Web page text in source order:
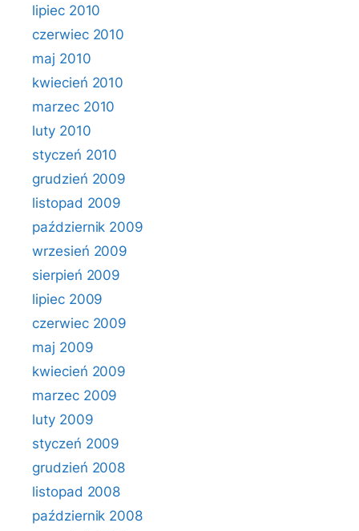
lipiec 2010
czerwiec 2010
maj 2010
kwiecień 2010
marzec 2010
luty 2010
styczeń 2010
grudzień 2009
listopad 2009
październik 2009
wrzesień 2009
sierpień 2009
lipiec 2009
czerwiec 2009
maj 2009
kwiecień 2009
marzec 2009
luty 2009
styczeń 2009
grudzień 2008
listopad 2008
październik 2008